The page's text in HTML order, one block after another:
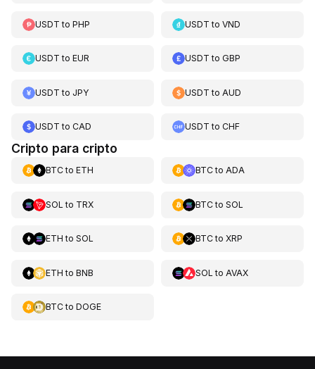
USDT to PHP USDT toVND
USDT to EUR USDT toGBP
USDT to JPY USDT to AUD
USDT to CAD USDT toCHF
Cripto para cripto
BTCto ETH BTCto ADA
SOL to TRX BTCto SOL
ETH to SOL BTCto XRP
ETH to BNB SOL to AVAX
BTCto DOGE